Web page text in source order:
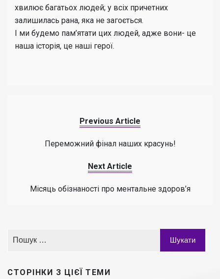
хвилює багатьох людей; у всіх причетних
залишилась рана, яка не загоється.
І ми будемо пам’ятати цих людей, адже вони- це
наша історія, це наші герої.
Previous Article
Переможний фінал наших красунь!
Next Article
Місяць обізнаності про ментальне здоров’я
СТОРІНКИ З ЦІЄЇ ТЕМИ